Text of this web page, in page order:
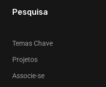
Pesquisa
Temas Chave
Projetos
Associe-se